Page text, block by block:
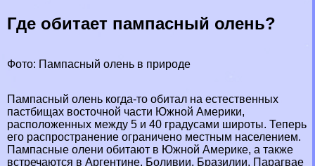
Где обитает пампасный олень?
Фото: Пампасный олень в природе
Пампасный олень когда-то обитал на естественных
пастбищах восточной части Южной Америки,
расположенных между 5 и 40 градусами широты. Теперь
его распространение ограничено местным населением.
Пампасные олени обитают в Южной Америке, а также
встречаются в Аргентине, Боливии, Бразилии, Парагвае